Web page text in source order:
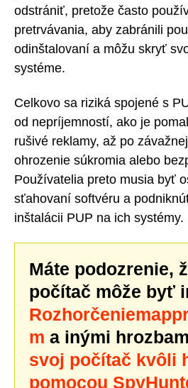
odstrániť, pretože často
pretrvávania, aby zabránili
odinštalovaní a môžu skryť
systéme.
Celkovo sa riziká spojené s
od nepríjemností, ako je
rušivé reklamy, až po
ohrozenie súkromia alebo
Používatelia preto musia byť
sťahovaní softvéru a
inštalácii PUP na ich systémy.
Máte podozrenie,
počítač môže byť
m a inými
svoj počítač kvôli
pomocou